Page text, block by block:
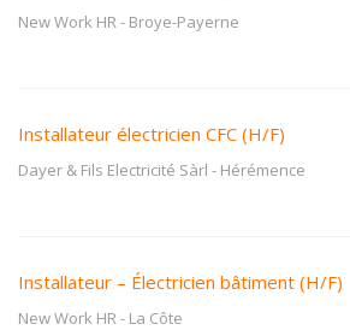
New Work HR- Broye-Payerne
Installateur électricien CFC (H/F)
Dayer & Fils Electricité Sàrl - Hérémence
Installateur – Électricien bâtiment (H/F)
New Work HR- La Côte